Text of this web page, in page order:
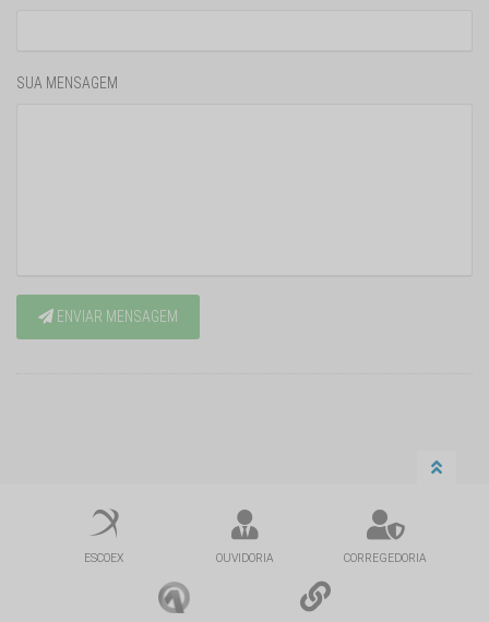
SUA MENSAGEM
ENVIAR MENSAGEM
ESCOEX OUVIDORIA CORREGEDORIA